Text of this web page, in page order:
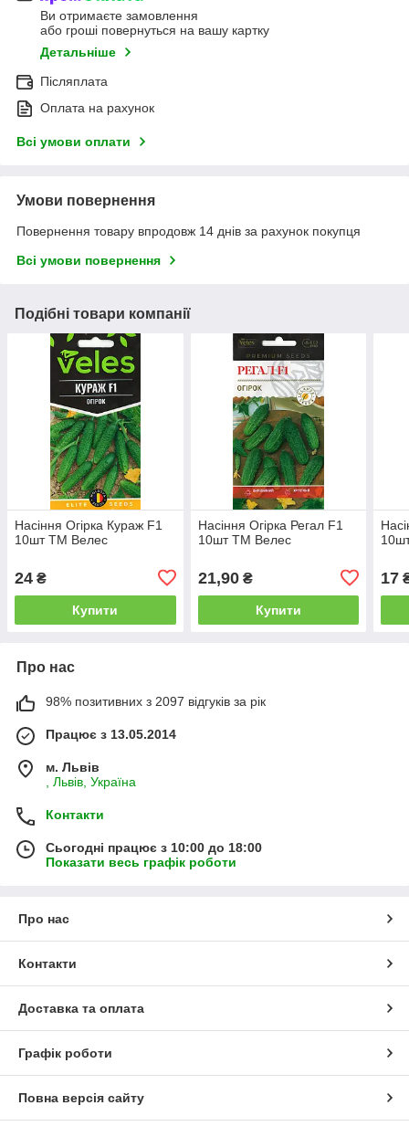
Ви отримаєте замовлення
або гроші повернуться на вашу картку
Детальніше
Післяплата
Оплата на рахунок
Всі умови оплати
Умови повернення
Повернення товару впродовж 14 днів за рахунок покупця
Всі умови повернення
Подібні товари компанії
Насіння Огірка Кураж F1
10шт ТМ Велес
24 ₴
Купити
Насіння Огірка Регал F1
10шт ТМ Велес
21,90₴
Купити
17
Про нас
98% позитивних з 2097 відгуків за рік
Працює з 13.05.2014
м. Львів
, Львів, Україна
Контакти
Сьогодні працює з 10:00 до 18:00
Показати весь графік роботи
Про нас
Контакти
Доставка та оплата
Графік роботи
Повна версія сайту